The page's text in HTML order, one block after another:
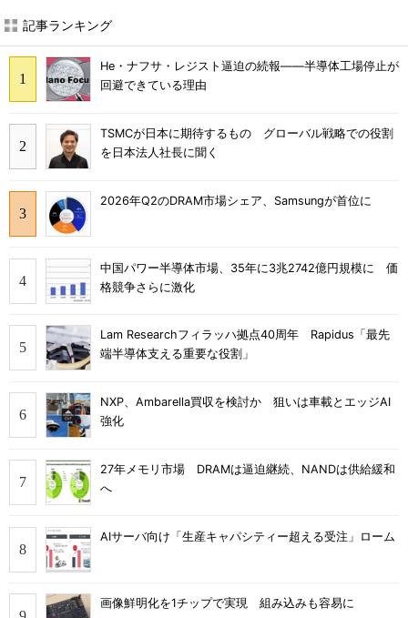
記事ランキング
He・ナフサ・レジスト逼迫の続報――半導体工場停止が
回避できている理由
TSMCが日本に期待するもの グローバル戦略での役割
を日本法人社長に聞く
2026年Q2のDRAM市場シェア、Samsungが首位に
中国パワー半導体市場、35年に3兆2742億円規模に 価
格競争さらに激化
Lam Researchフィラッハ拠点40周年 Rapidus「最先
端半導体支える重要な役割」
NXP、Ambarella買収を検討か 狙いは車載とエッジAI
強化
27年メモリ市場 DRAMは逼迫継続、NANDは供給緩和
へ
AIサーバ向け「生産キャパシティー超える受注」ローム
画像鮮明化を1チップで実現 組み込みも容易に